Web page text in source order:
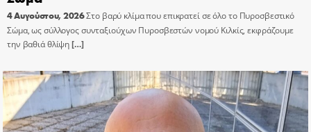
4 Αυγούστου, 2026Στο βαρύ κλίμα που επικρατεί σε όλο το Πυροσβεστικό
Σώμα, ως σύλλογος συνταξιούχων Πυροσβεστών νομού Κιλκίς, εκφράζουμε
την βαθιά θλίψη[…]